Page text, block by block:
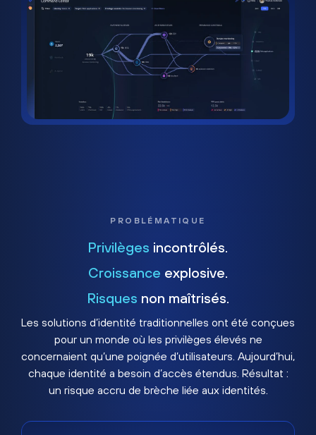
PROBLÉMATIQUE
Privilèges incontrôlés.
Croissance explosive.
Risques non maîtrisés.
Les solutions d’identité traditionnelles ont été conçues
pour un monde où les privilèges élevés ne
concernaient qu’une poignée d’utilisateurs. Aujourd’hui,
chaque identité a besoin d’accès étendus. Résultat :
un risque accru de brèche liée aux identités.